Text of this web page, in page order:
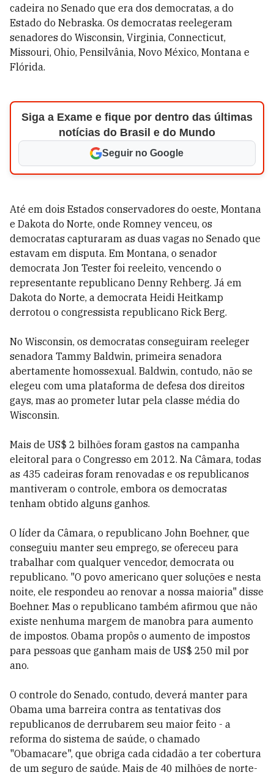
cadeira no Senado que era dos democratas, a do
Estado do Nebraska. Os democratas reelegeram
senadores do Wisconsin, Virginia, Connecticut,
Missouri, Ohio, Pensilvânia, Novo México, Montana e
Flórida.
Siga a Exame e fique por dentro das últimas
notícias do Brasil e do Mundo
Seguir no Google
Até em dois Estados conservadores do oeste, Montana
e Dakota do Norte, onde Romney venceu, os
democratas capturaram as duas vagas no Senado que
estavam em disputa. Em Montana, o senador
democrata Jon Tester foi reeleito, vencendo o
representante republicano Denny Rehberg. Já em
Dakota do Norte, a democrata Heidi Heitkamp
derrotou o congressista republicano Rick Berg.
No Wisconsin, os democratas conseguiram reeleger
senadora Tammy Baldwin, primeira senadora
abertamente homossexual. Baldwin, contudo, não se
elegeu com uma plataforma de defesa dos direitos
gays, mas ao prometer lutar pela classe média do
Wisconsin.
Mais de US$ 2 bilhões foram gastos na campanha
eleitoral para o Congresso em 2012. Na Câmara, todas
as 435 cadeiras foram renovadas e os republicanos
mantiveram o controle, embora os democratas
tenham obtido alguns ganhos.
O líder da Câmara, o republicano John Boehner, que
conseguiu manter seu emprego, se ofereceu para
trabalhar com qualquer vencedor, democrata ou
republicano. "O povo americano quer soluções e nesta
noite, ele respondeu ao renovar a nossa maioria" disse
Boehner. Mas o republicano também afirmou que não
existe nenhuma margem de manobra para aumento
de impostos. Obama propôs o aumento de impostos
para pessoas que ganham mais de US$ 250 mil por
ano.
O controle do Senado, contudo, deverá manter para
Obama uma barreira contra as tentativas dos
republicanos de derrubarem seu maior feito - a
reforma do sistema de saúde, o chamado
"Obamacare", que obriga cada cidadão a ter cobertura
de um seguro de saúde. Mais de 40 milhões de norte-